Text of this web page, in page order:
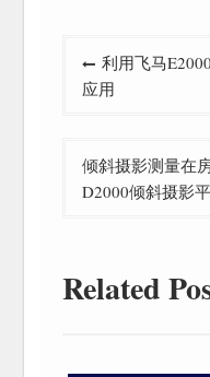
章
利用飞马
应用
倾斜摄影测量在
D2000倾斜摄影
Related